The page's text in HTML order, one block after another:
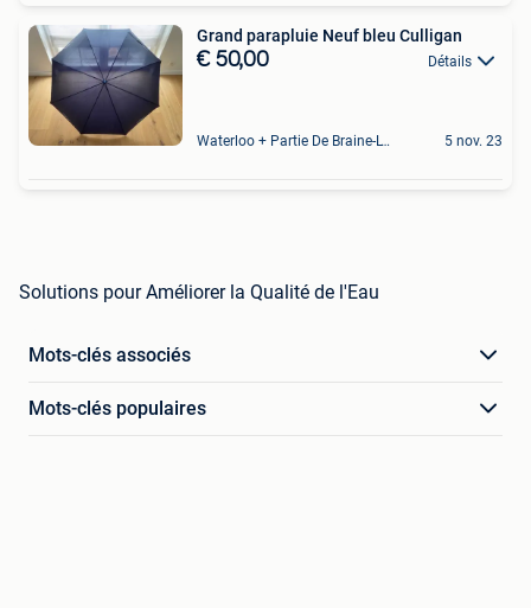
Grand parapluie Neuf bleu Culligan
€ 50,00 Détails
Waterloo + Partie De Braine-L'Alleud, De Ohain 5 nov. 23
Solutions pour Améliorer la Qualité de l'Eau
Mots-clés associés
Mots-clés populaires